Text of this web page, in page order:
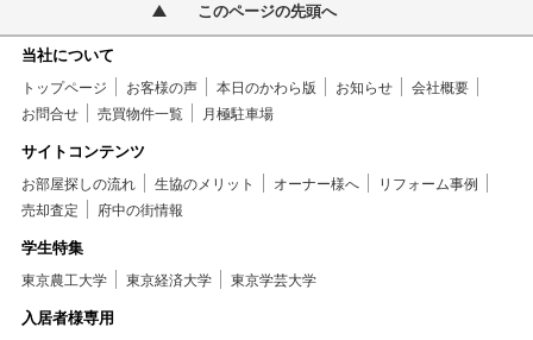
このページの先頭へ
当社について
トップページ お客様の声 本日のかわら版 お知らせ
会社概要
お問合せ
売買物件一覧 月極駐車場
サイトコンテンツ
お部屋探しの流れ 生協のメリット オーナー様へ
リフォーム事例
売却査定
府中の街情報
学生特集
東京農工大学 東京経済大学 東京学芸大学
入居者様専用